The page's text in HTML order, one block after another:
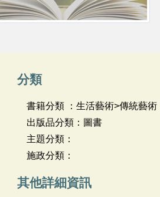
分類
書籍分類 ：生活藝術>傳統藝術
出版品分類：圖書
主題分類：
施政分類：
其他詳細資訊